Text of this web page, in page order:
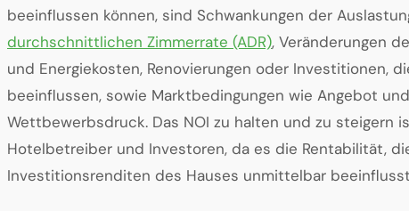
beeinflussen können, sind Schwankungen der
durchschnittlichen Zimmerrate (ADR), Veränderungen
und Energiekosten, Renovierungen oder Investitionen,
beeinflussen, sowie Marktbedingungen wie Angebot
Wettbewerbsdruck. Das NOI zu halten und zu steigern
Hotelbetreiber und Investoren, da es die Rentabilität,
Investitionsrenditen des Hauses unmittelbar